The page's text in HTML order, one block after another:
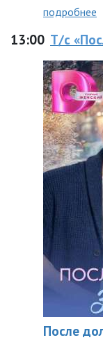
подробнее
13:00 Т/с
После